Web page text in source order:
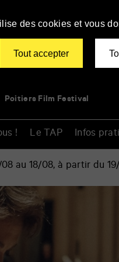
Poitiers Film Festival
! Le TAP Infos
au 18/08, à partir du
des cookies et vous
Tout accepter